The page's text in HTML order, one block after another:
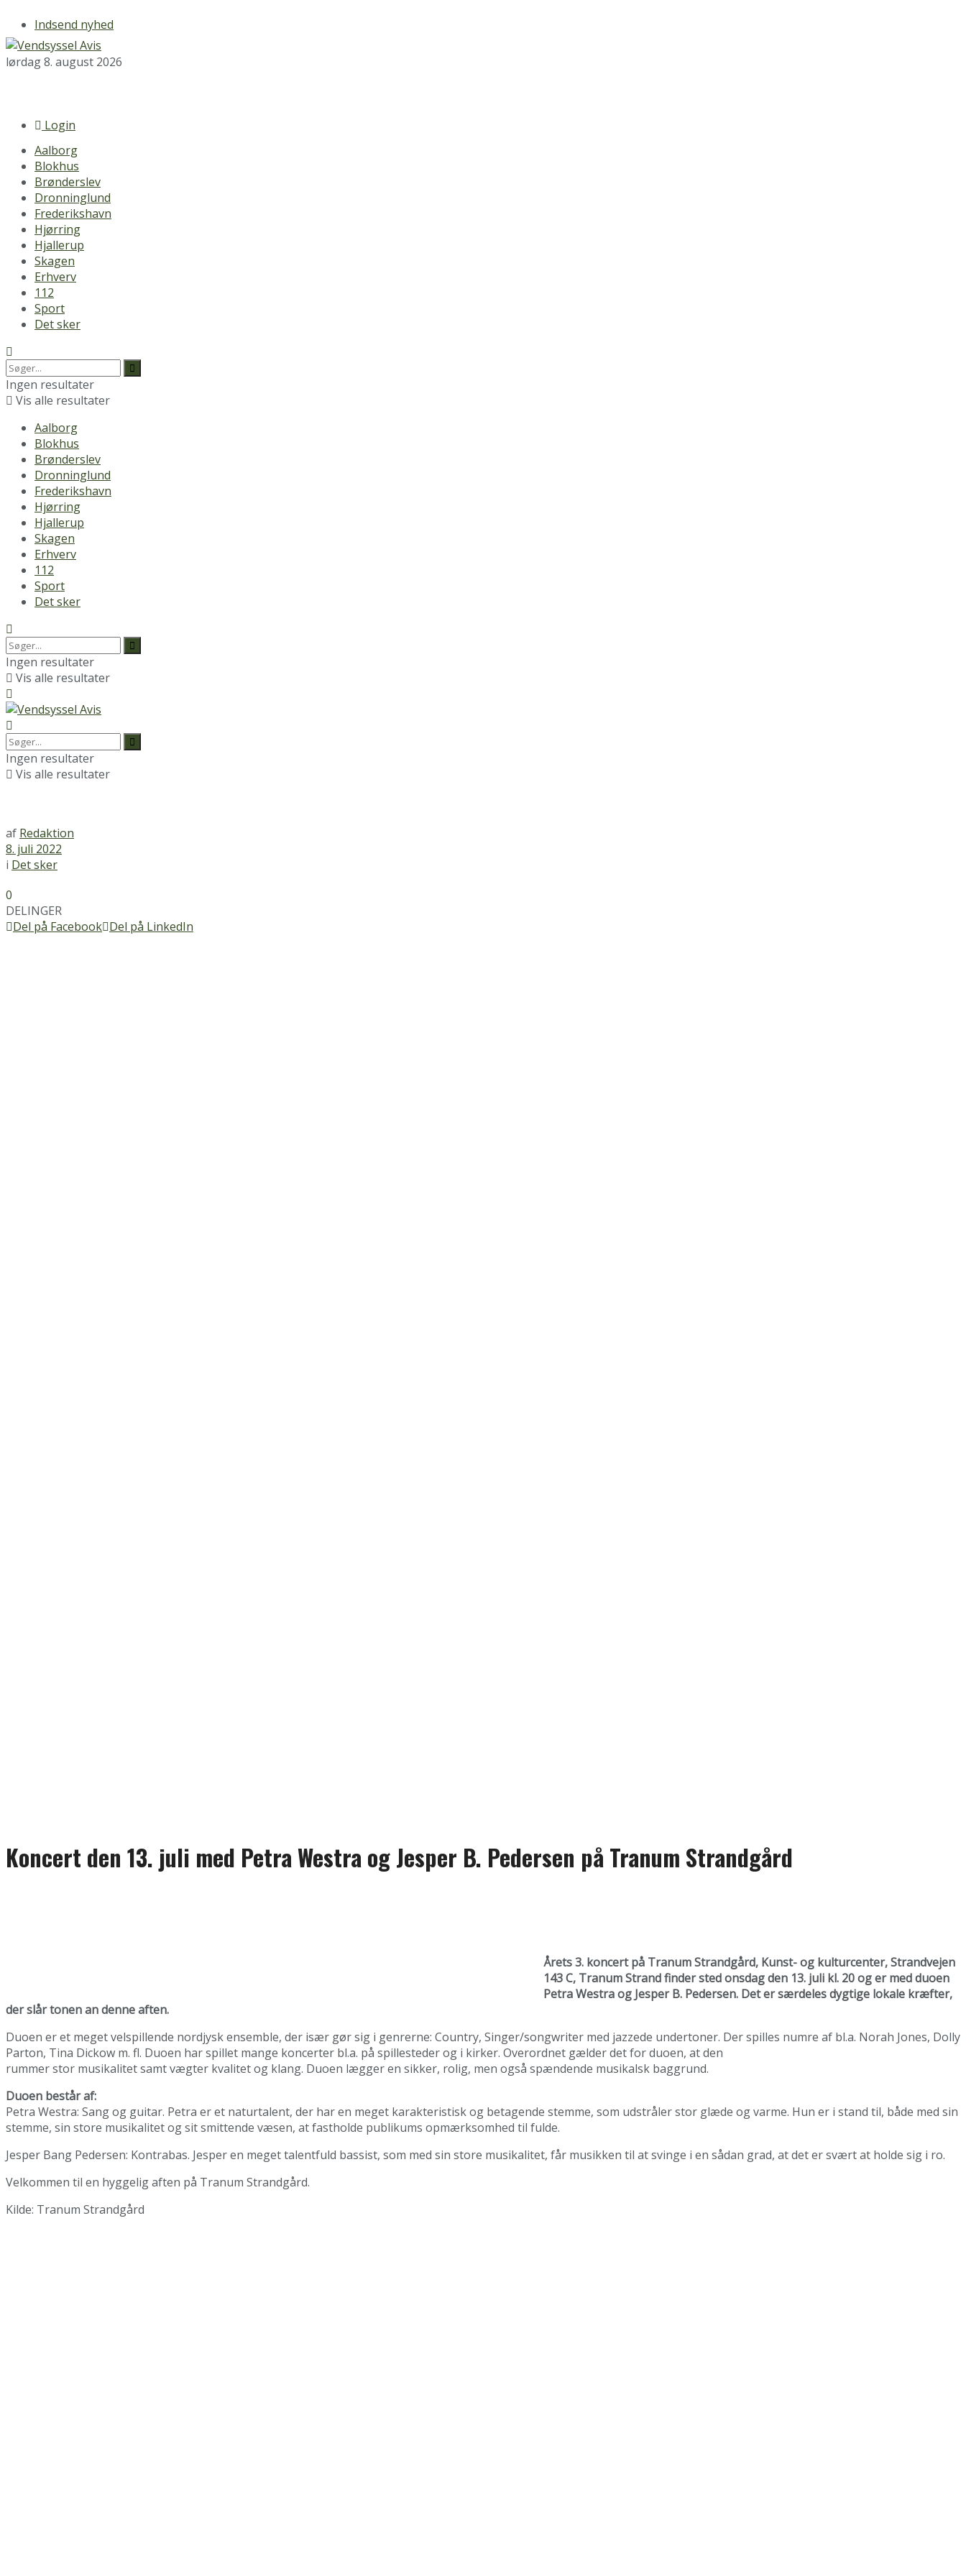
Indsend nyhed
lørdag 8. august 2026
Login
Aalborg
Blokhus
Brønderslev
Dronninglund
Frederikshavn
Hjørring
Hjallerup
Skagen
Erhverv
112
Sport
Det sker
Ingen resultater
Vis alle resultater
Aalborg
Blokhus
Brønderslev
Dronninglund
Frederikshavn
Hjørring
Hjallerup
Skagen
Erhverv
112
Sport
Det sker
Ingen resultater
Vis alle resultater
Ingen resultater
Vis alle resultater
af Redaktion
8. juli 2022
i Det sker
0
DELINGER
Del på Facebook Del på LinkedIn
Koncert den 13. juli med Petra Westra og Jesper B. Pedersen på Tranum Strandgård
Årets 3. koncert på Tranum Strandgård, Kunst- og kulturcenter, Strandvejen
143 C, Tranum Strand finder sted onsdag den 13. juli kl. 20 og er med duoen
Petra Westra og Jesper B. Pedersen. Det er særdeles dygtige lokale kræfter,
der slår tonen an denne aften.
Duoen er et meget velspillende nordjysk ensemble, der især gør sig i genrerne: Country, Singer/songwriter med jazzede undertoner. Der spilles numre af bl.a. Norah Jones, Dolly
Parton, Tina Dickow m. fl. Duoen har spillet mange koncerter bl.a. på spillesteder og i kirker. Overordnet gælder det for duoen, at den
rummer stor musikalitet samt vægter kvalitet og klang. Duoen lægger en sikker, rolig, men også spændende musikalsk baggrund.
Duoen består af:
Petra Westra: Sang og guitar. Petra er et naturtalent, der har en meget karakteristisk og betagende stemme, som udstråler stor glæde og varme. Hun er i stand til, både med sin
stemme, sin store musikalitet og sit smittende væsen, at fastholde publikums opmærksomhed til fulde.
Jesper Bang Pedersen: Kontrabas. Jesper en meget talentfuld bassist, som med sin store musikalitet, får musikken til at svinge i en sådan grad, at det er svært at holde sig i ro.
Velkommen til en hyggelig aften på Tranum Strandgård.
Kilde: Tranum Strandgård